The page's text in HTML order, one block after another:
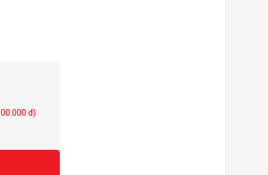
Stability & M.2
s
Card
đ)